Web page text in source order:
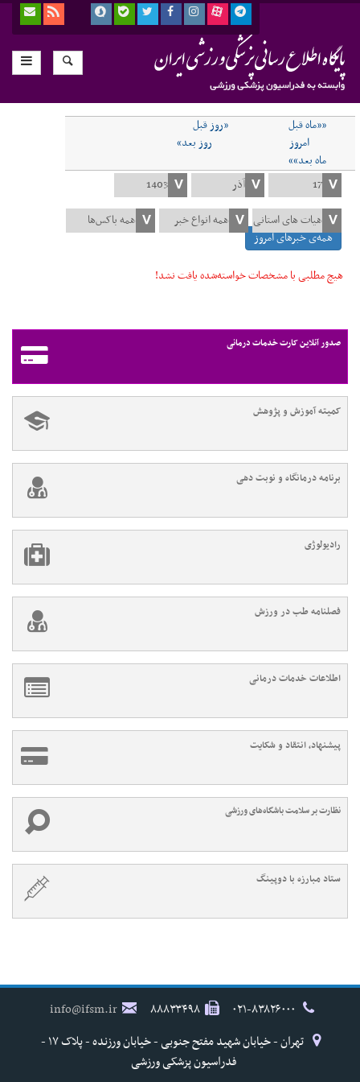
««ماه قبل
«روز قبل
امروز
روز بعد»
ماه بعد»»
همه‌ی خبرهای امروز
هیچ مطلبی با مشخصات خواسته‌شده یافت نشد!
صدور آنلاین کارت خدمات درمانی
کمیته آموزش و پژوهش
برنامه درمانگاه و نوبت دهی
رادیولوژی
فصلنامه طب در ورزش
اطلاعات خدمات درمانی
پیشنهاد، انتقاد و شکایت
نظارت بر سلامت باشگاه‌های ورزشی
ستاد مبارزه با دوپینگ
۸۸۸۳۳۴۹۸
info@ifsm.ir
تهران - خیابان شهید مفتح جنوبی - خیابان ورزنده - پلاک ۱۷ -
فدراسیون پزشکی ورزشی